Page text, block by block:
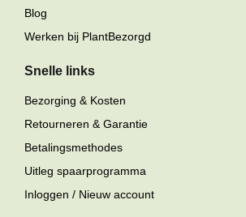
Blog
Werken bij PlantBezorgd
Snelle links
Bezorging & Kosten
Retourneren & Garantie
Betalingsmethodes
Uitleg spaarprogramma
Inloggen / Nieuw account